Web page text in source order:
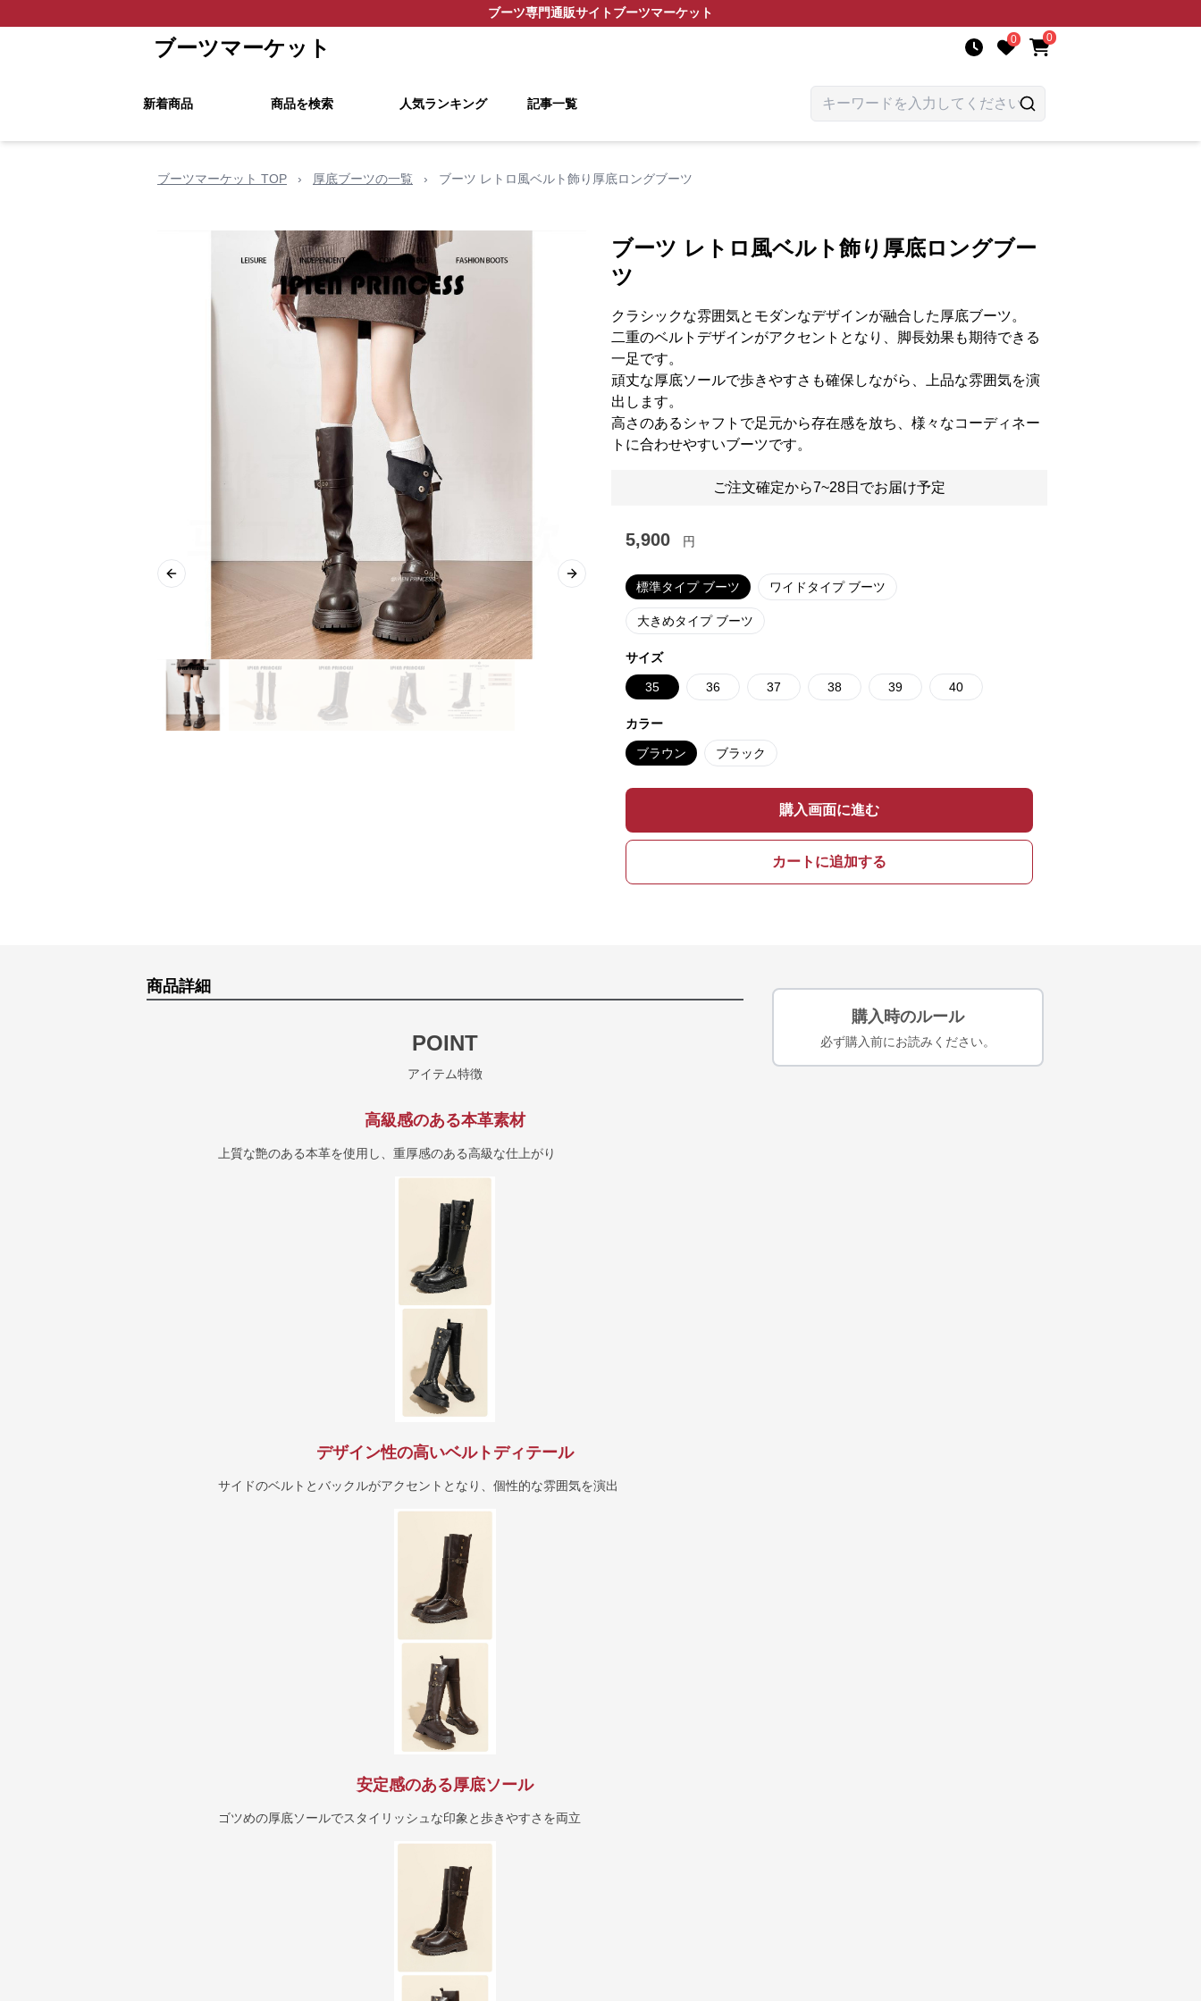
ブーツ専門通販サイトブーツマーケット
ブーツマーケット 0 0
新着商品 商品を検索 人気ランキング 記事一覧
ブーツマーケット TOP › 厚底ブーツの一覧 › ブーツ レトロ風ベルト飾り厚底ロングブーツ
Previous slide Next slide
ブーツ レトロ風ベルト飾り厚底ロングブー
ツ
クラシックな雰囲気とモダンなデザインが融合した厚底ブーツ。
二重のベルトデザインがアクセントとなり、脚長効果も期待できる
一足です。
頑丈な厚底ソールで歩きやすさも確保しながら、上品な雰囲気を演
出します。
高さのあるシャフトで足元から存在感を放ち、様々なコーディネー
トに合わせやすいブーツです。
ご注文確定から7~28日でお届け予定
5,900 円
標準タイプ ブーツ ワイドタイプ ブーツ
大きめタイプ ブーツ
サイズ
35 36 37 38 39 40
カラー
ブラウン ブラック
購入画面に進む
カートに追加する
商品詳細
POINT
アイテム特徴
高級感のある本革素材
上質な艶のある本革を使用し、重厚感のある高級な仕上がり
デザイン性の高いベルトディテール
サイドのベルトとバックルがアクセントとなり、個性的な雰囲気を演出
安定感のある厚底ソール
ゴツめの厚底ソールでスタイリッシュな印象と歩きやすさを両立
購入時のルール
必ず購入前にお読みください。